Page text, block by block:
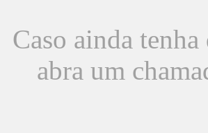
Caso ainda
abra um